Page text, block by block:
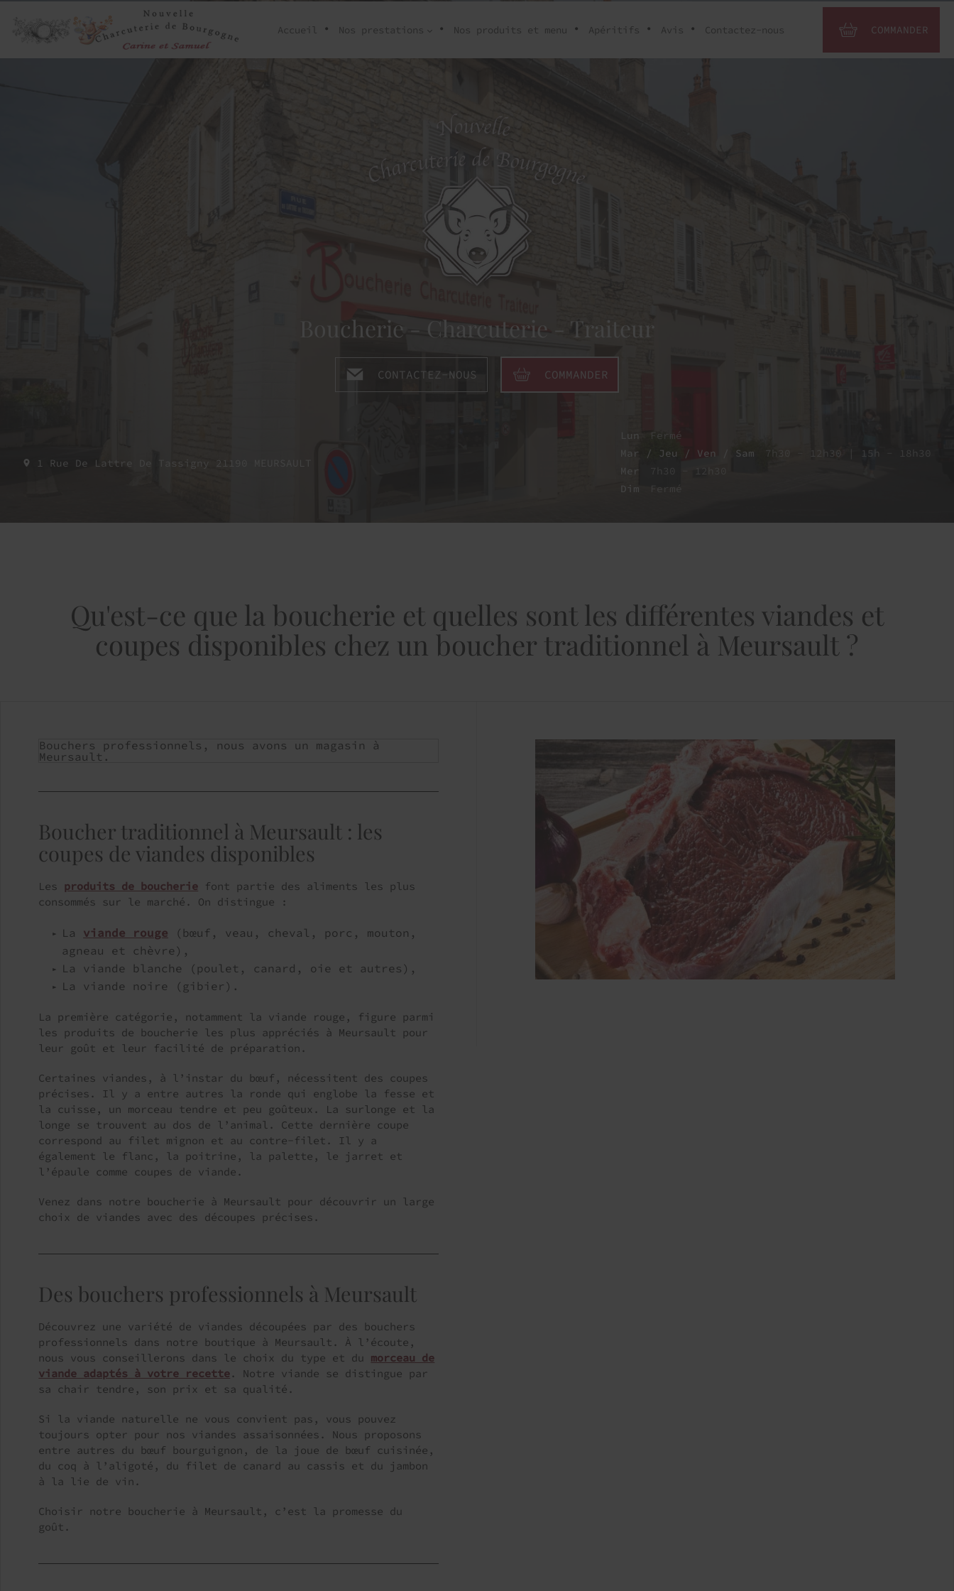
Boucherie - Charcuterie - Traiteur
1 Rue De Lattre De Tassigny 21190 MEURSAULT
Lun
Fermé
Mar / Jeu / Ven / Sam
7h30 - 12h30 | 15h - 18h30
Mer
Dim
Fermé
CONTACTEZ-NOUS COMMANDER
Accueil Nos prestations Nos produits et menu Apéritifs Avis Contactez-nous COMMANDER
Qu'est-ce que la boucherie et quelles sont les différentes viandes et
coupes disponibles chez un boucher traditionnel à Meursault ?
Bouchers professionnels, nous avons un magasin à
Meursault.
Boucher traditionnel à Meursault : les
coupes de viandes disponibles
Les produits de boucherie font partie des aliments les plus
consommés sur le marché. On distingue :
La viande rouge (bœuf, veau, cheval, porc, mouton,
agneau et chèvre),
La viande blanche (poulet, canard, oie et autres),
La viande noire (gibier).
La première catégorie, notamment la viande rouge, figure parmi
les produits de boucherie les plus appréciés à Meursault pour
leur goût et leur facilité de préparation.
Certaines viandes, à l’instar du bœuf, nécessitent des coupes
précises. Il y a entre autres la ronde qui englobe la fesse et
la cuisse, un morceau tendre et peu goûteux. La surlonge et la
longe se trouvent au dos de l’animal. Cette dernière coupe
correspond au filet mignon et au contre-filet. Il y a
également le flanc, la poitrine, la palette, le jarret et
l’épaule comme coupes de viande.
Venez dans notre boucherie à Meursault pour découvrir un large
choix de viandes avec des découpes précises.
Des bouchers professionnels à Meursault
Découvrez une variété de viandes découpées par des bouchers
professionnels dans notre boutique à Meursault. À l’écoute,
nous vous conseillerons dans le choix du type et du morceau de
viande adaptés à votre recette . Notre viande se distingue par
sa chair tendre, son prix et sa qualité.
Si la viande naturelle ne vous convient pas, vous pouvez
toujours opter pour nos viandes assaisonnées. Nous proposons
entre autres du bœuf bourguignon, de la joue de bœuf cuisinée,
du coq à l’aligoté, du filet de canard au cassis et du jambon
à la lie de vin.
Choisir notre boucherie à Meursault, c’est la promesse du
goût.